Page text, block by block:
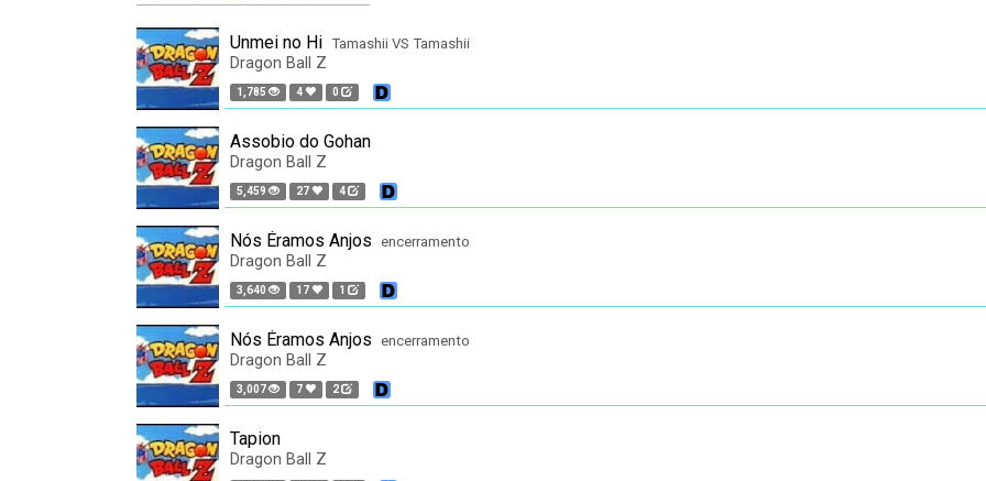
Unmei no Hi Tamashii VS Tamashii
Dragon Ball Z
1,785 4 0
Assobio do Gohan
Dragon Ball Z
5,459 27 4
Nós Éramos Anjos encerramento
Dragon Ball Z
3,640 17 1
Nós Éramos Anjos encerramento
Dragon Ball Z
3,007 7 2
Tapion
Dragon Ball Z